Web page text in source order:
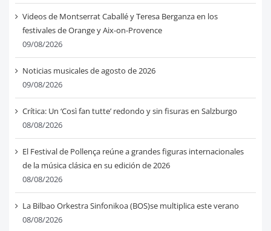
Videos de Montserrat Caballé y Teresa Berganza en los
festivales de Orange y Aix-on-Provence
09/08/2026
Noticias musicales de agosto de 2026
09/08/2026
Crítica: Un ‘Così fan tutte’ redondo y sin fisuras en Salzburgo
08/08/2026
El Festival de Pollença reúne a grandes figuras internacionales
de la música clásica en su edición de 2026
08/08/2026
La Bilbao Orkestra Sinfonikoa (BOS)se multiplica este verano
08/08/2026